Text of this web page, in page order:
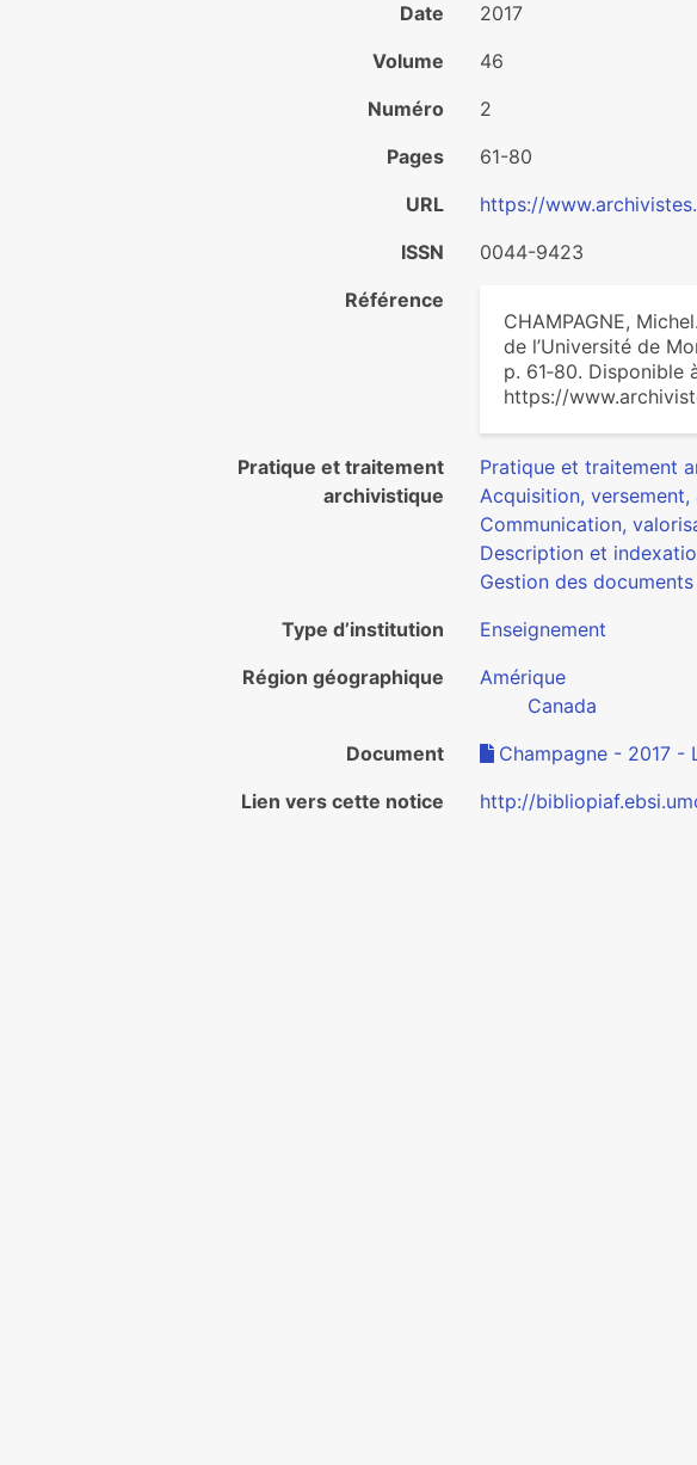
Date
2017
Volume
46
Numéro
2
Pages
61-80
URL
https://
ISSN
0044-9423
Référence
CHAMPAGNE,
de l’Université de
p. 61‑80. Disponible
https://
Pratique et traitement
archivistique
Pratique et traitement
Acquisition,
Communication,
Description et
Gestion des
Type d’institution
Enseignement
Région géographique
Amérique
Canada
Document
Champagne - 2017 -
Lien vers cette notice
http://